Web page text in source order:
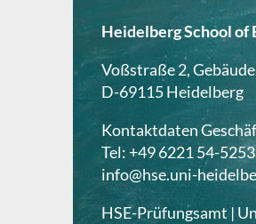
Heidelberg School of
Voßstraße 2,
D-69115 Heidelberg
Kontaktdaten
Tel: +49 6221 54-5253
info@hse.uni-
HSE-Prüfungsamt |